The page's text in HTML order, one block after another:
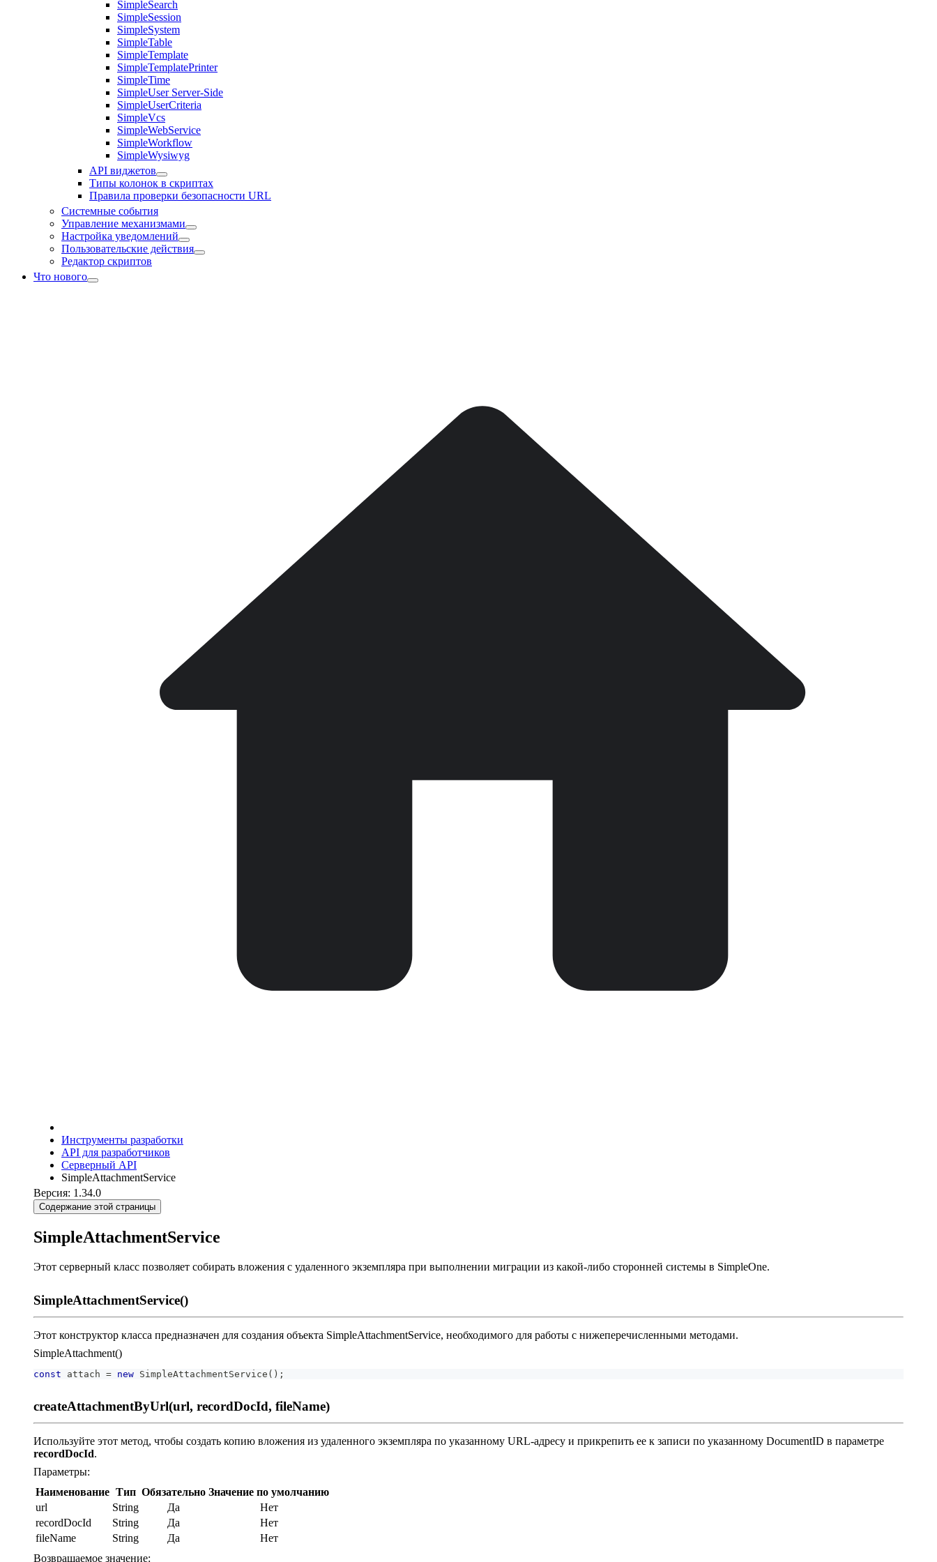
SimpleSearch
SimpleSession
SimpleSystem
SimpleTable
SimpleTemplate
SimpleTemplatePrinter
SimpleTime
SimpleUser Server-Side
SimpleUserCriteria
SimpleVcs
SimpleWebService
SimpleWorkflow
SimpleWysiwyg
API виджетов
Типы колонок в скриптах
Правила проверки безопасности URL
Системные события
Управление механизмами
Настройка уведомлений
Пользовательские действия
Редактор скриптов
Что нового
Инструменты разработки
API для разработчиков
Серверный API
SimpleAttachmentService
Версия: 1.34.0
Содержание этой страницы
SimpleAttachmentService
Этот серверный класс позволяет собирать вложения с удаленного экземпляра при выполнении миграции из какой-либо сторонней системы в SimpleOne.
SimpleAttachmentService()
Этот конструктор класса предназначен для создания объекта SimpleAttachmentService, необходимого для работы с нижеперечисленными методами.
SimpleAttachment()
const attach = new SimpleAttachmentService ( ) ;
createAttachmentByUrl(url, recordDocId, fileName)
Используйте этот метод, чтобы создать копию вложения из удаленного экземпляра по указанному URL-адресу и прикрепить ее к записи по указанному DocumentID в параметре
recordDocId.
Параметры:
Наименование Тип Обязательно Значение по умолчанию
url
String Да
Нет
recordDocId
String Да
Нет
fileName
String Да
Нет
Возвращаемое значение: